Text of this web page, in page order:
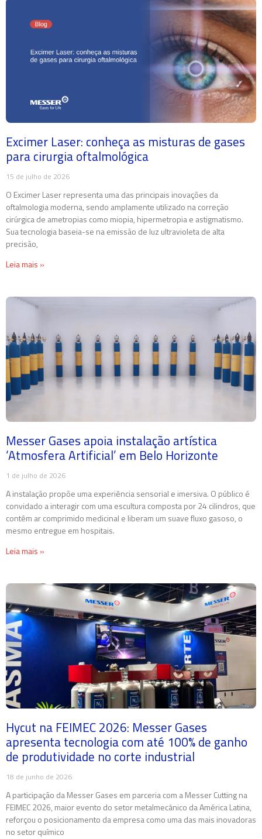
Excimer Laser: conheça as misturas de gases
para cirurgia oftalmológica
15 de julho de 2026
O Excimer Laser representa uma das principais inovações da
oftalmologia moderna, sendo amplamente utilizado na correção
cirúrgica de ametropias como miopia, hipermetropia e astigmatismo.
Sua tecnologia baseia-se na emissão de luz ultravioleta de alta
precisão,
Leia mais »
Messer Gases apoia instalação artística
‘Atmosfera Artificial’ em Belo Horizonte
1 de julho de 2026
A instalação propõe uma experiência sensorial e imersiva. O público é
convidado a interagir com uma escultura composta por 24 cilindros, que
contêm ar comprimido medicinal e liberam um suave fluxo gasoso, o
mesmo entregue em hospitais.
Leia mais »
Hycut na FEIMEC 2026: Messer Gases
apresenta tecnologia com até 100% de ganho
de produtividade no corte industrial
18 de junho de 2026
A participação da Messer Gases em parceria com a Messer Cutting na
FEIMEC 2026, maior evento do setor metalmecânico da América Latina,
reforçou o posicionamento da empresa como uma das mais inovadoras
no setor químico